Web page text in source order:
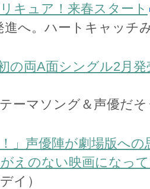
キュア！来春スタート
進へ。ハートキャッチ
の両A面シングル2月
ーマソング＆声優だ
！」声優陣が劇場版へ
えのない映画になっ
イ）